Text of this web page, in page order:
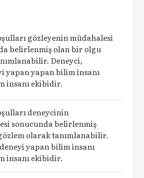
gözleyenin müdahalesi
belirlenmiş olan bir olgu
Deneyci,
yapan yapan bilim insanı
insanı ekibidir.
deneycinin
sonucunda belirlenmiş
olarak tanımlanabilir.
yapan bilim insanı
insanı ekibidir.